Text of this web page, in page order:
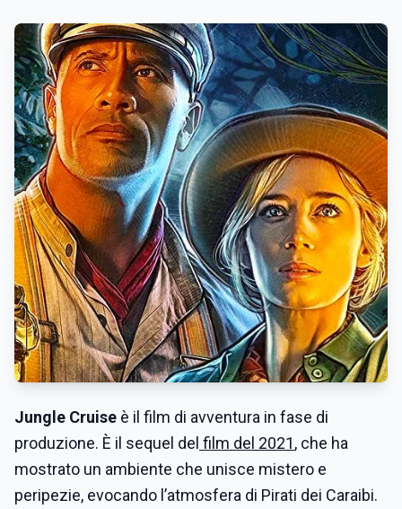
Jungle Cruise è il film di avventura in fase di
produzione. È il sequel del film del 2021, che ha
mostrato un ambiente che unisce mistero e
peripezie, evocando l’atmosfera di Pirati dei Caraibi.